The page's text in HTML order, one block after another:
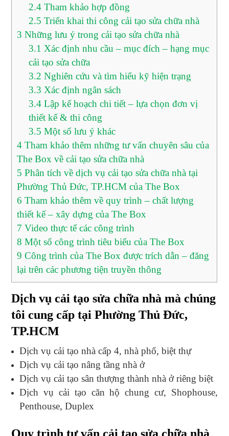
2.4 Tham khảo hợp đồng
2.5 Triển khai thi công cải tạo sửa chữa nhà
3 Những lưu ý trong cải tạo sửa chữa nhà
3.1 Xác định nhu cầu – mục đích – hạng mục
cải tạo sửa chữa
3.2 Nghiên cứu và tìm hiểu kỹ hiện trạng
3.3 Xác định ngân sách
3.4 Lập kế hoạch chi tiết – lựa chọn đơn vị
thiết kế & thi công
3.5 Một số lưu ý khác
4 Tham khảo thêm những tư vấn chuyên sâu của
The Box về cải tạo sửa chữa nhà
5 Phân tích về dịch vụ cải tạo sửa chữa nhà tại
Phường Thủ Đức, TP.HCM của The Box
6 Tham khảo thêm về quy trình – chất lượng
thiết kế – xây dựng của The Box
7 Video thực tế các công trình
8 Một số công trình tiêu biểu của The Box
9 Công trình của The Box được trích dẫn – đăng
lại trên các phương tiện truyền thông
Dịch vụ cải tạo sửa chữa nhà mà chúng
tôi cung cấp tại Phường Thủ Đức,
TP.HCM
Dịch vụ cải tạo nhà cấp 4, nhà phố, biệt thự
Dịch vụ cải tạo nâng tầng nhà ở
Dịch vụ cải tạo sân thượng thành nhà ở riêng biệt
Dịch vụ cải tạo căn hộ chung cư, Shophouse,
Penthouse, Duplex